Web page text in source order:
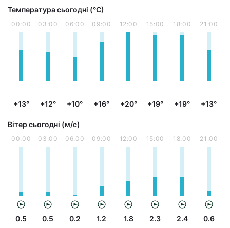
Температура сьогодні (°С)
00:00
+13°
03:00
+12°
06:00
+10°
09:00
+16°
12:00
+20°
15:00
+19°
18:00
+19°
21:00
+13°
Вітер сьогодні (м/с)
00:00
0.5
03:00
0.5
06:00
0.2
09:00
1.2
12:00
1.8
15:00
2.3
18:00
2.4
21:00
0.6